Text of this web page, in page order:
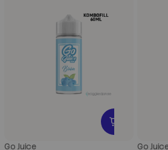
Go Juice Go